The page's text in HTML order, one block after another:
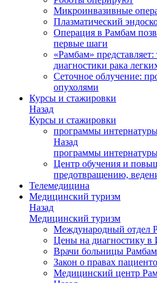
Микроинвазивные
Плазматический
Операция в Рамбам
первые шаги
«Рамбам»
диагностики рака
Сеточное облучение:
опухолями
Курсы и стажировки
Назад
Курсы и стажировки
программы
Назад
программы
Центр обучения и
предотвращению,
Телемедицина
Медицинский туризм
Назад
Медицинский туризм
Международный отдел
Цены на диагностику в
Врачи больницы Рамбам
Закон о правах
Медицинский центр